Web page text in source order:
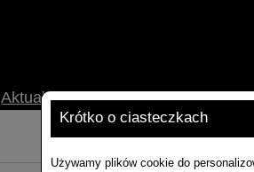
Krótko o ciasteczkach
Używamy plików cookie do
Aktualności O nas Uprawa